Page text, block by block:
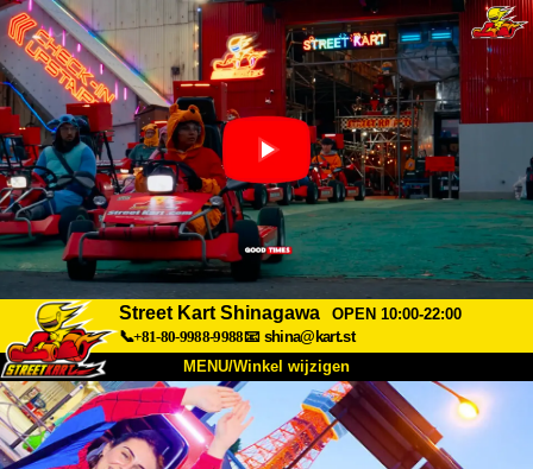
Street Kart Shinagawa
OPEN 10:00-22:00
📞+81-80-9988-9988📧 shina@kart.st
MENU/Winkel wijzigen
Over Specificaties Prijzen